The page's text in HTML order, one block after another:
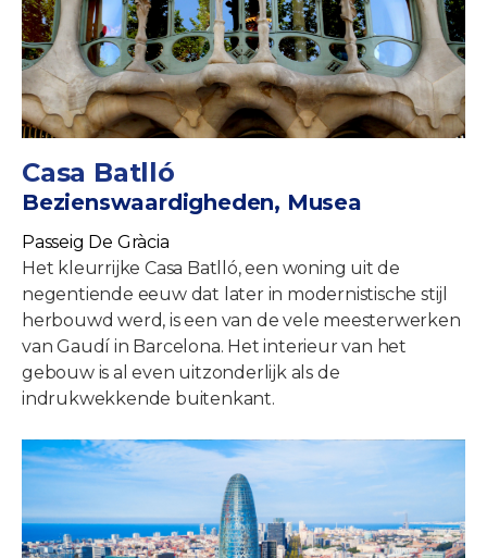
Casa Batlló
Bezienswaardigheden, Musea
Passeig De Gràcia
Het kleurrijke Casa Batlló, een woning uit de
negentiende eeuw dat later in modernistische stijl
herbouwd werd, is een van de vele meesterwerken
van Gaudí in Barcelona. Het interieur van het
gebouw is al even uitzonderlijk als de
indrukwekkende buitenkant.